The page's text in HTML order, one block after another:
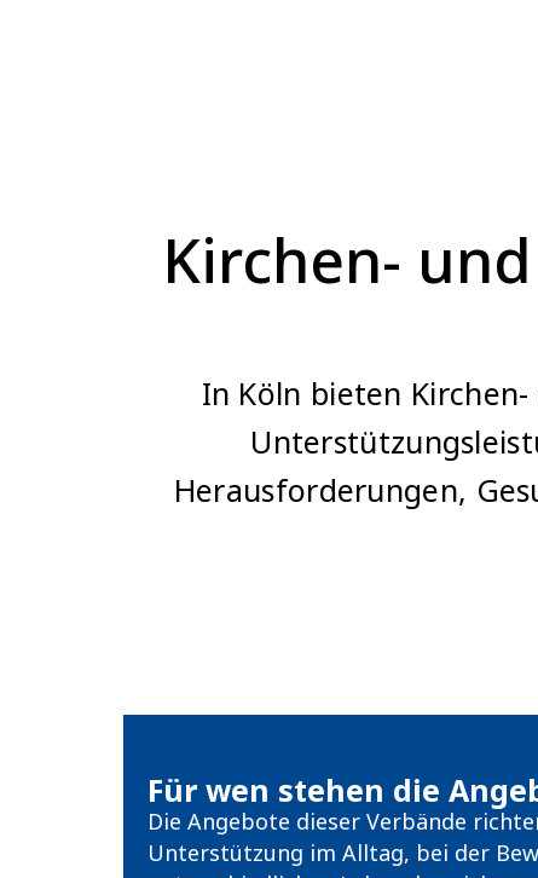
Kirchen-
In Köln bieten
Herausforderungen,
Für wen stehen die
Die Angebote dieser Verbände
Unterstützung im Alltag, bei der